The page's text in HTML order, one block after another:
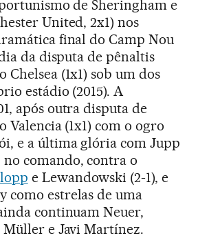
de Sheringham e
United, 2x1) nos
final do Camp Nou
da disputa de pênaltis
(1x1) sob um dos
estádio (2015). A
após outra disputa de
Valencia (1x1) com o ogro
e a última glória com Jupp
no comando, contra o
e Lewandowski (2-1), e
como estrelas de uma
continuam Neuer,
Müller e Javi Martínez.